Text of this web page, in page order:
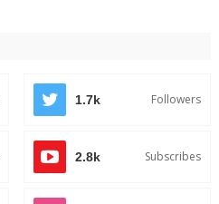
1.7k Followers
2.8k Subscribes